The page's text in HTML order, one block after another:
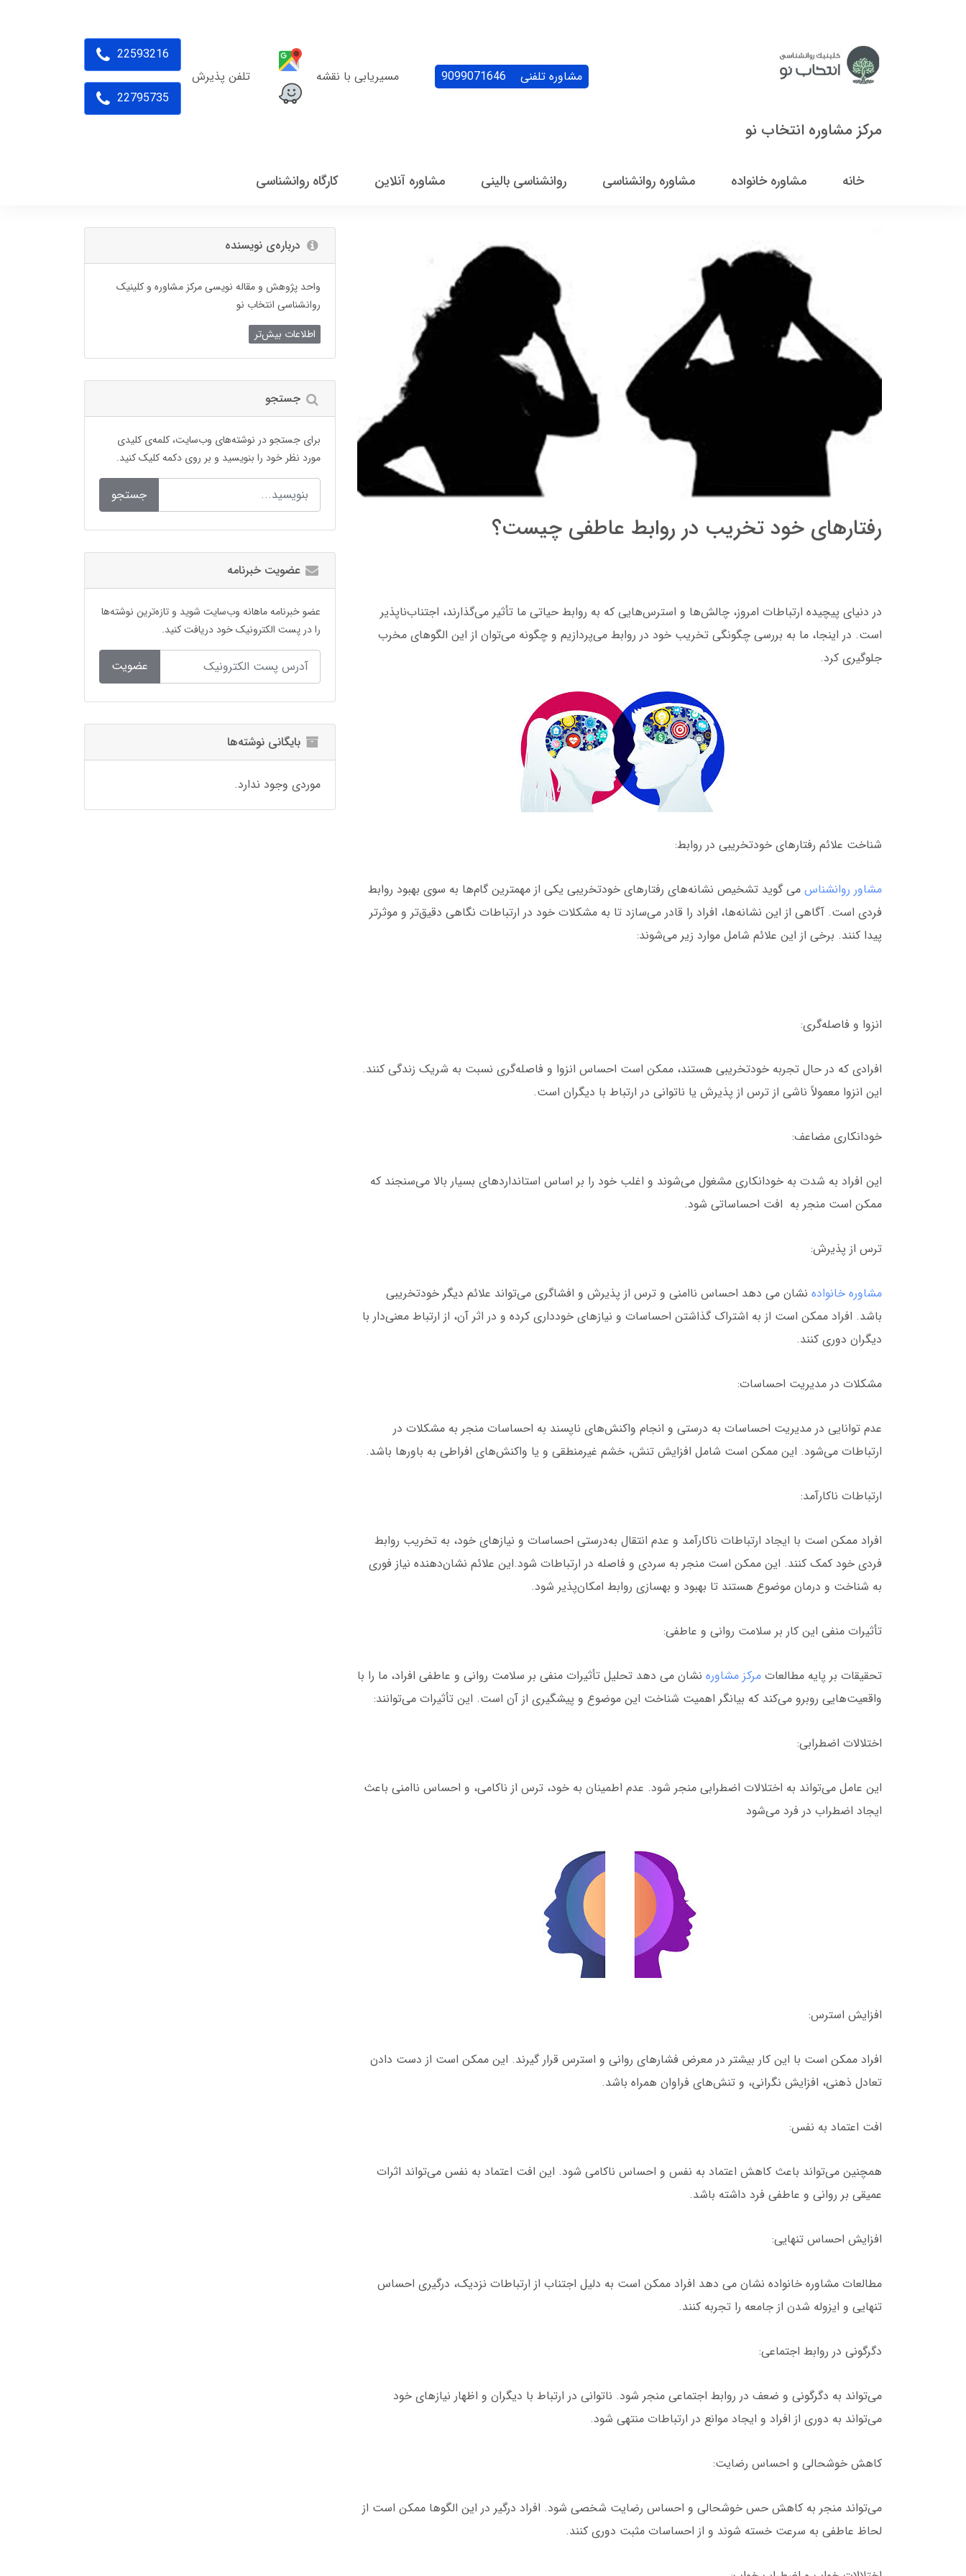
مرکز مشاوره انتخاب نو
مشاوره تلفنی 9099071646 مسیریابی با نقشه تلفن پذیرش
22593216
22795735
خانه مشاوره خانواده مشاوره روانشناسی روانشناسی بالینی مشاوره آنلاین کارگاه روانشناسی
رفتارهای خود تخریب در روابط عاطفی چیست؟
در دنیای پیچیده ارتباطات امروز، چالش‌ها و استرس‌هایی که به روابط حیاتی ما تأثیر می‌گذارند، اجتناب‌ناپذیر
است. در اینجا، ما به بررسی چگونگی تخریب خود در روابط می‌پردازیم و چگونه می‌توان از این الگوهای مخرب
جلوگیری کرد.
شناخت علائم رفتارهای خودتخریبی در روابط:
مشاور روانشناس می گوید تشخیص نشانه‌های رفتارهای خودتخریبی یکی از مهمترین گام‌ها به سوی بهبود روابط
فردی است. آگاهی از این نشانه‌ها، افراد را قادر می‌سازد تا به مشکلات خود در ارتباطات نگاهی دقیق‌تر و موثرتر
پیدا کنند. برخی از این علائم شامل موارد زیر می‌شوند:
انزوا و فاصله‌گری:
افرادی که در حال تجربه خودتخریبی هستند، ممکن است احساس انزوا و فاصله‌گری نسبت به شریک زندگی کنند.
این انزوا معمولاً ناشی از ترس از پذیرش یا ناتوانی در ارتباط با دیگران است.
خودانکاری مضاعف:
این افراد به شدت به خودانکاری مشغول می‌شوند و اغلب خود را بر اساس استانداردهای بسیار بالا می‌سنجند که
ممکن است منجر به افت احساساتی شود.
ترس از پذیرش:
مشاوره خانواده نشان می دهد احساس ناامنی و ترس از پذیرش و افشاگری می‌تواند علائم دیگر خودتخریبی
باشد. افراد ممکن است از به اشتراک گذاشتن احساسات و نیازهای خودداری کرده و در اثر آن، از ارتباط معنی‌دار با
دیگران دوری کنند.
مشکلات در مدیریت احساسات:
عدم توانایی در مدیریت احساسات به درستی و انجام واکنش‌های ناپسند به احساسات منجر به مشکلات در
ارتباطات می‌شود. این ممکن است شامل افزایش تنش، خشم غیرمنطقی و یا واکنش‌های افراطی به باورها باشد.
ارتباطات ناکارآمد:
افراد ممکن است با ایجاد ارتباطات ناکارآمد و عدم انتقال به‌درستی احساسات و نیازهای خود، به تخریب روابط
فردی خود کمک کنند. این ممکن است منجر به سردی و فاصله در ارتباطات شود.این علائم نشان‌دهنده نیاز فوری
به شناخت و درمان موضوع هستند تا بهبود و بهسازی روابط امکان‌پذیر شود.
تأثیرات منفی این کار بر سلامت روانی و عاطفی:
تحقیقات بر پایه مطالعات مرکز مشاوره نشان می دهد تحلیل تأثیرات منفی بر سلامت روانی و عاطفی افراد، ما را با
واقعیت‌هایی روبرو می‌کند که بیانگر اهمیت شناخت این موضوع و پیشگیری از آن است. این تأثیرات می‌توانند:
اختلالات اضطرابی:
این عامل می‌تواند به اختلالات اضطرابی منجر شود. عدم اطمینان به خود، ترس از ناکامی، و احساس ناامنی باعث
ایجاد اضطراب در فرد می‌شود
افزایش استرس:
افراد ممکن است با این کار بیشتر در معرض فشارهای روانی و استرس قرار گیرند. این ممکن است از دست دادن
تعادل ذهنی، افزایش نگرانی، و تنش‌های فراوان همراه باشد.
افت اعتماد به نفس:
همچنین می‌تواند باعث کاهش اعتماد به نفس و احساس ناکامی شود. این افت اعتماد به نفس می‌تواند اثرات
عمیقی بر روانی و عاطفی فرد داشته باشد.
افزایش احساس تنهایی:
مطالعات مشاوره خانواده نشان می دهد افراد ممکن است به دلیل اجتناب از ارتباطات نزدیک، درگیری احساس
تنهایی و ایزوله شدن از جامعه را تجربه کنند.
دگرگونی در روابط اجتماعی:
می‌تواند به دگرگونی و ضعف در روابط اجتماعی منجر شود. ناتوانی در ارتباط با دیگران و اظهار نیازهای خود
می‌تواند به دوری از افراد و ایجاد موانع در ارتباطات منتهی شود.
کاهش خوشحالی و احساس رضایت:
می‌تواند منجر به کاهش حس خوشحالی و احساس رضایت شخصی شود. افراد درگیر در این الگوها ممکن است از
لحاظ عاطفی به سرعت خسته شوند و از احساسات مثبت دوری کنند.
درباره‌ی نویسنده
واحد پژوهش و مقاله نویسی مرکز مشاوره و کلینیک
روانشناسی انتخاب نو
اطلاعات بیش‌تر
جستجو
برای جستجو در نوشته‌های وب‌سایت، کلمه‌ی کلیدی
مورد نظر خود را بنویسید و بر روی دکمه کلیک کنید.
جستجو
عضویت خبرنامه
عضو خبرنامه ماهانه وب‌سایت شوید و تازه‌ترین نوشته‌ها
را در پست الکترونیک خود دریافت کنید.
عضویت
بایگانی نوشته‌ها
موردی وجود ندارد.